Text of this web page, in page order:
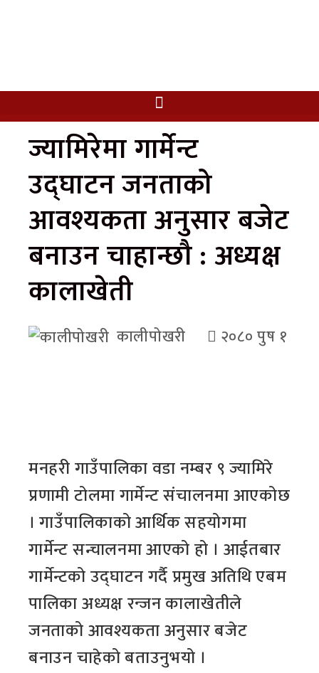
ज्यामिरेमा गार्मेन्ट
उद्घाटन जनताको
आवश्यकता अनुसार बजेट
बनाउन चाहान्छौ : अध्यक्ष
कालाखेती
कालीपोखरी २०८० पुष १
मनहरी गाउँपालिका वडा नम्बर ९ ज्यामिरे
प्रणामी टोलमा गार्मेन्ट संचालनमा आएकोछ
। गाउँपालिकाको आर्थिक सहयोगमा
गार्मेन्ट सन्चालनमा आएको हो । आईतबार
गार्मेन्टको उद्घाटन गर्दै प्रमुख अतिथि एबम
पालिका अध्यक्ष रन्जन कालाखेतीले
जनताको आवश्यकता अनुसार बजेट
बनाउन चाहेको बताउनुभयो ।